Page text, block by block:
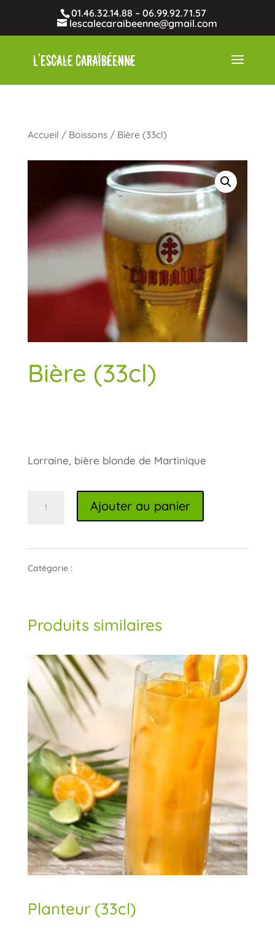
01.46.32.14.88 – 06.99.92.71.57
lescalecaraibeenne@gmail.com
Accueil / Boissons/ Bière (33cl)
Bière (33cl)
Lorraine, bière blonde de Martinique
quantité
Bière
Ajouter au panier
Catégorie :
Produits similaires
Planteur (33cl)